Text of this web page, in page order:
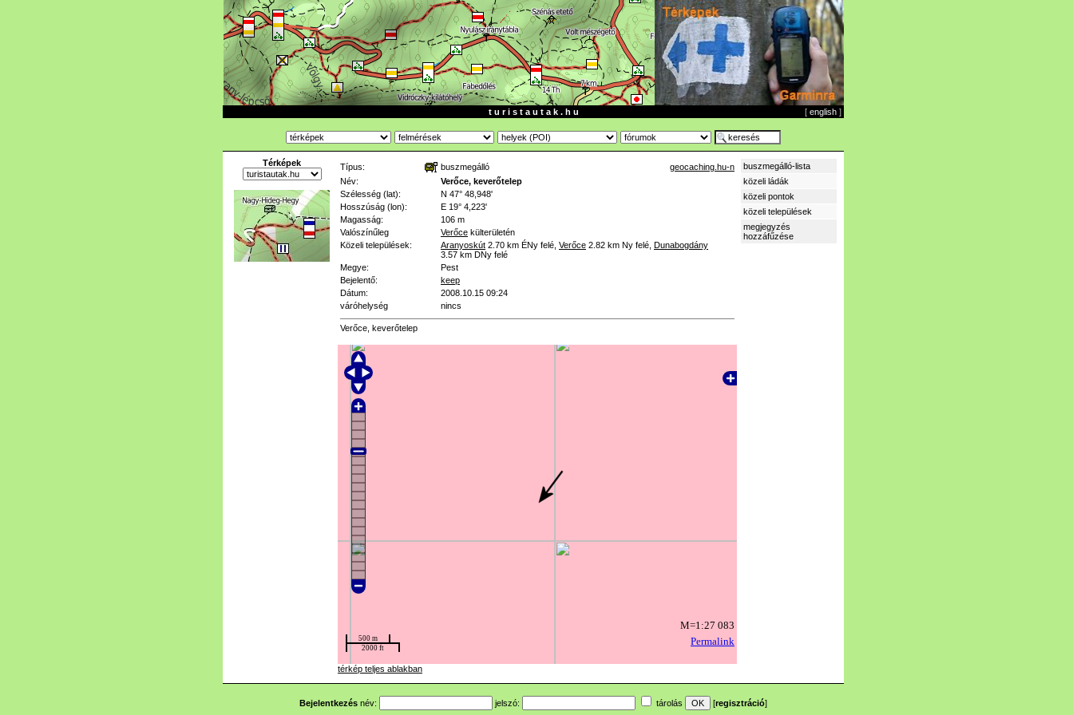
t u r i s t a u t a k . h u [ english ]
Térképek Típus: buszmegálló
geocaching.hu-n
Név:
Verőce, keverőtelep
Szélesség (lat):
N 47° 48,948'
Hosszúság (lon):
E 19° 4,223'
Magasság:
106 m
Valószínűleg
Verőce külterületén
Közeli települések:
Aranyoskút 2.70 km ÉNy felé Verőce 2.82 km Ny felé Dunabogdány
3.57 km DNy felé
Megye:
Pest
Bejelentő:
keep
Dátum:
2008.10.15 09:24
váróhelység
nincs
Verőce, keverőtelep
térkép teljes ablakban
buszmegálló-lista
közeli ládák
közeli pontok
közeli települések
megjegyzés
hozzáfűzése
Bejelentkezés név: jelszó: tárolás [regisztráció]